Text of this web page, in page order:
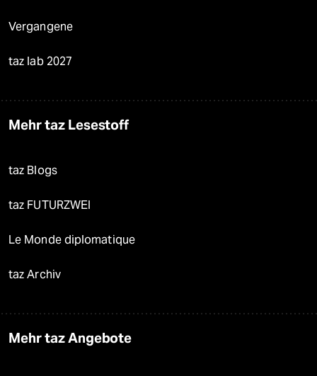
Vergangene
taz lab 2027
Mehr taz Lesestoff
taz Blogs
taz FUTURZWEI
Le Monde diplomatique
taz Archiv
Mehr taz Angebote